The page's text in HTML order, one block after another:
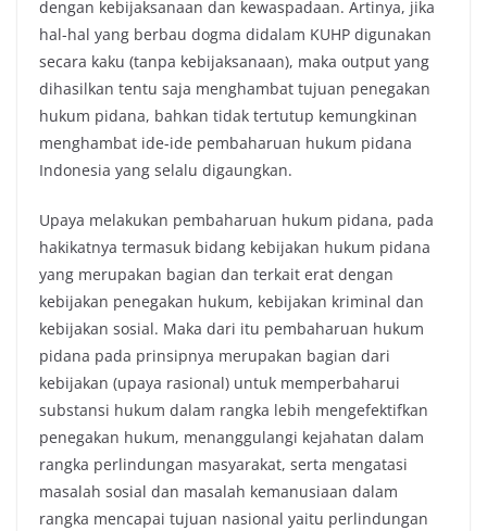
dengan kebijaksanaan dan kewaspadaan. Artinya, jika
hal-hal yang berbau dogma didalam KUHP digunakan
secara kaku (tanpa kebijaksanaan), maka output yang
dihasilkan tentu saja menghambat tujuan penegakan
hukum pidana, bahkan tidak tertutup kemungkinan
menghambat ide-ide pembaharuan hukum pidana
Indonesia yang selalu digaungkan.
Upaya melakukan pembaharuan hukum pidana, pada
hakikatnya termasuk bidang kebijakan hukum pidana
yang merupakan bagian dan terkait erat dengan
kebijakan penegakan hukum, kebijakan kriminal dan
kebijakan sosial. Maka dari itu pembaharuan hukum
pidana pada prinsipnya merupakan bagian dari
kebijakan (upaya rasional) untuk memperbaharui
substansi hukum dalam rangka lebih mengefektifkan
penegakan hukum, menanggulangi kejahatan dalam
rangka perlindungan masyarakat, serta mengatasi
masalah sosial dan masalah kemanusiaan dalam
rangka mencapai tujuan nasional yaitu perlindungan